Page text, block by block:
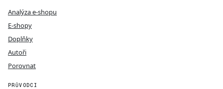
Analýza e-shopu
E-shopy
Doplňky
Autoři
Porovnat
PRŮVODCI